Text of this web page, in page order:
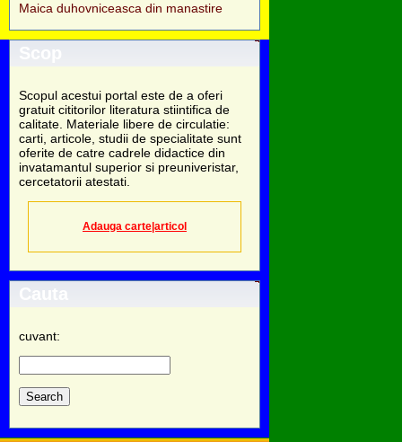
Maica duhovniceasca din manastire
Scop
Scopul acestui portal este de a oferi
gratuit cititorilor literatura stiintifica de
calitate. Materiale libere de circulatie:
carti, articole, studii de specialitate sunt
oferite de catre cadrele didactice din
invatamantul superior si preuniveristar,
cercetatorii atestati.
Adauga carte|articol
Cauta
cuvant: